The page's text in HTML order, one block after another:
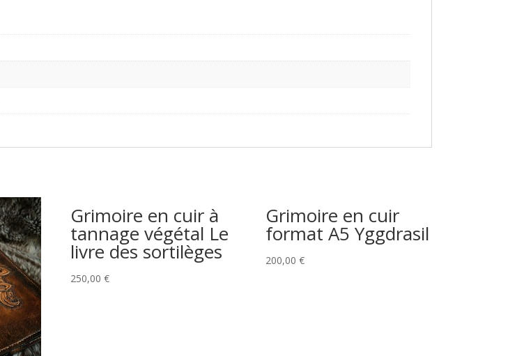
Grimoire en cuir à
tannage végétal Le
livre des sortilèges
250,00 €
Grimoire en cuir
format A5 Yggdrasil
200,00 €